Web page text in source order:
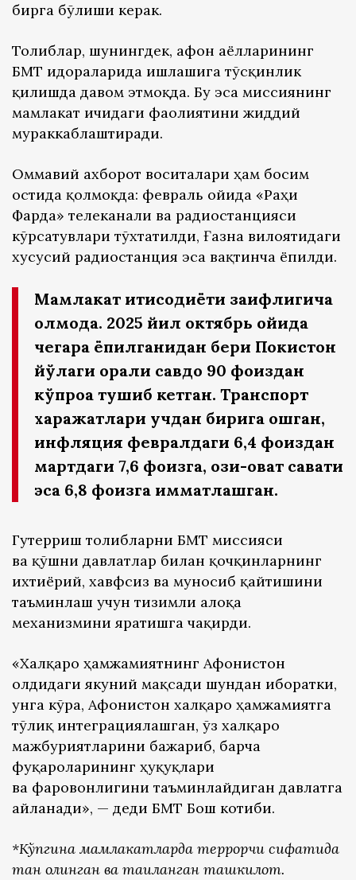
бирга бўлиши керак.
Толиблар, шунингдек, афғон аёлларининг
БМТ идораларида ишлашига тўсқинлик
қилишда давом этмоқда. Бу эса миссиянинг
мамлакат ичидаги фаолиятини жиддий
мураккаблаштиради.
Оммавий ахборот воситалари ҳам босим
остида қолмоқда: февраль ойида «Раҳи
Фарда» телеканали ва радиостанцияси
кўрсатувлари тўхтатилди, Ғазна вилоятидаги
хусусий радиостанция эса вақтинча ёпилди.
Мамлакат иқтисодиёти заифлигича
қолмоқда. 2025 йил октябрь ойида
чегара ёпилганидан бери Покистон
йўлаги орқали савдо 90 фоиздан
кўпроққа тушиб кетган. Транспорт
харажатлари учдан бирига ошган,
инфляция февралдаги 6,4 фоиздан
мартдаги 7,6 фоизга, озиқ-овқат савати
эса 6,8 фоизга қимматлашган.
Гутерриш толибларни БМТ миссияси
ва қўшни давлатлар билан қочқинларнинг
ихтиёрий, хавфсиз ва муносиб қайтишини
таъминлаш учун тизимли алоқа
механизмини яратишга чақирди.
«Халқаро ҳамжамиятнинг Афғонистон
олдидаги якуний мақсади шундан иборатки,
унга кўра, Афғонистон халқаро ҳамжамиятга
тўлиқ интеграциялашган, ўз халқаро
мажбуриятларини бажариб, барча
фуқароларининг ҳуқуқлари
ва фаровонлигини таъминлайдиган давлатга
айланади», — деди БМТ Бош котиби.
*Кўпгина мамлакатларда террорчи сифатида
тан олинган ва тақиқланган ташкилот.